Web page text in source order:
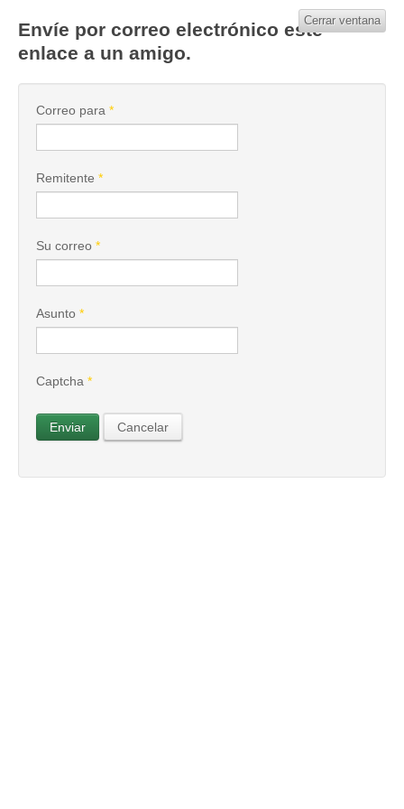
Envíe por correo electrónico este
enlace a un amigo.
Cerrar ventana
Correo para *
Remitente *
Su correo *
Asunto *
Captcha *
Enviar Cancelar